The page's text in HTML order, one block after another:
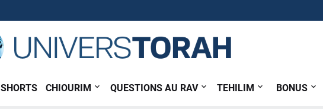
SHORTS CHIOURIM QUESTIONS AU RAV TEHILIM BONUS